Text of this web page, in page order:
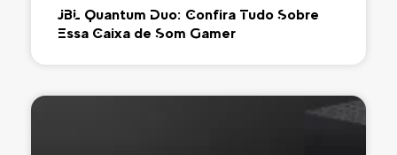
JBL Quantum Duo: Confira Tudo Sobre
Essa Caixa de Som Gamer